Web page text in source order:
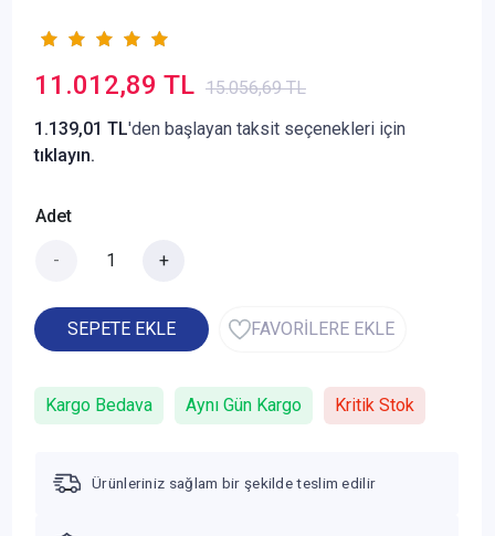
11.012,89 TL 15.056,69 TL
1.139,01 TL'den başlayan taksit seçenekleri için
tıklayın.
Adet
- +
SEPETE EKLE FAVORİLERE EKLE
Kargo Bedava Aynı Gün Kargo Kritik Stok
Ürünleriniz sağlam bir şekilde teslim edilir